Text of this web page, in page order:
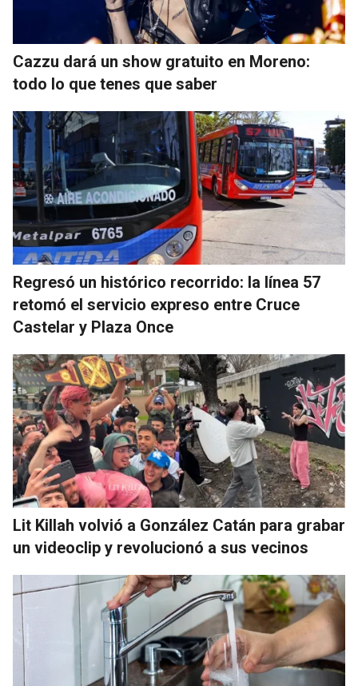
Cazzu dará un show gratuito en Moreno:
todo lo que tenes que saber
Regresó un histórico recorrido: la línea 57
retomó el servicio expreso entre Cruce
Castelar y Plaza Once
Lit Killah volvió a González Catán para grabar
un videoclip y revolucionó a sus vecinos